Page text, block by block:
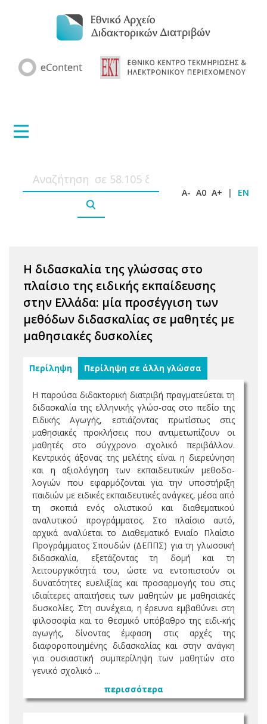
A- A0 A+ | EN
Η διδασκαλία της γλώσσας στο
πλαίσιο της ειδικής εκπαίδευσης
στην Ελλάδα: μία προσέγγιση των
μεθόδων διδασκαλίας σε μαθητές με
μαθησιακές δυσκολίες
Περίληψη Περίληψη σε άλλη γλώσσα
Η παρούσα διδακτορική διατριβή πραγματεύεται τη
διδασκαλία της ελληνικής γλώσ-σας στο πεδίο της
Ειδικής Αγωγής, εστιάζοντας πρωτίστως στις
μαθησιακές προκλήσεις που αντιμετωπίζουν οι
μαθητές στο σύγχρονο σχολικό περιβάλλον.
Κεντρικός άξονας της μελέτης είναι η διερεύνηση
και η αξιολόγηση των εκπαιδευτικών μεθοδο-
λογιών που εφαρμόζονται για την υποστήριξη
παιδιών με ειδικές εκπαιδευτικές ανάγκες, μέσα από
τη σκοπιά ενός ολιστικού και διαθεματικού
αναλυτικού προγράμματος. Στο πλαίσιο αυτό,
αρχικά αναλύεται το Διαθεματικό Ενιαίο Πλαίσιο
Προγράμματος Σπουδών (ΔΕΠΠΣ) για τη γλωσσική
διδασκαλία, εξετάζοντας τη δομή και τη
λειτουργικότητά του, ώστε να εντοπιστούν οι
δυνατότητες ευελιξίας και προσαρμογής του στις
ιδιαίτερες απαιτήσεις των μαθητών με μαθησιακές
δυσκολίες. Στη συνέχεια, η έρευνα εμβαθύνει στη
φιλοσοφία και το θεσμικό υπόβαθρο της ειδι-κής
αγωγής, δίνοντας έμφαση στις αρχές της
διαφοροποιημένης διδασκαλίας και στην ανάγκη
για ουσιαστική συμπερίληψη των μαθητών στο
γενικό σχολικό ...
περισσότερα